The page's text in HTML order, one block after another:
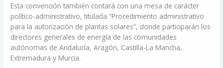
Esta convención también contará con una mesa de carácter
político-administrativo, titulada “Procedimiento administrativo
para la autorización de plantas solares”, donde participarán los
directores generales de energía de las comunidades
autónomas de Andalucía, Aragón, Castilla-La Mancha,
Extremadura y Murcia.